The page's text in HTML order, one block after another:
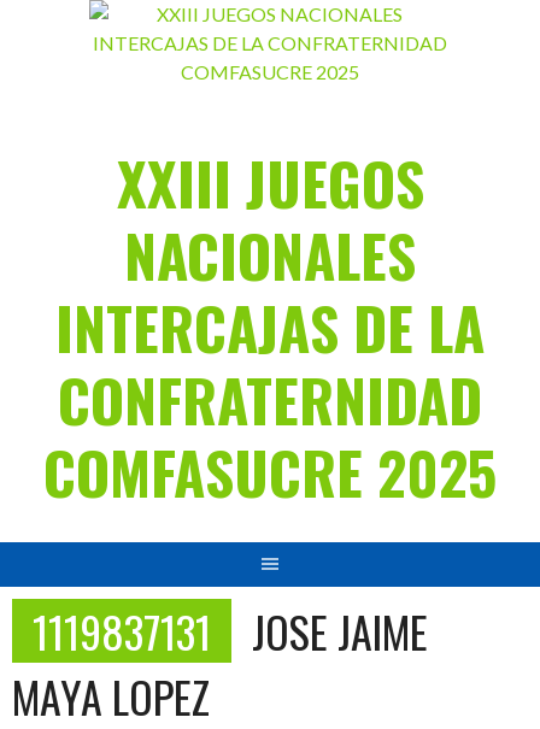
XXIII JUEGOS
NACIONALES
INTERCAJAS DE LA
CONFRATERNIDAD
COMFASUCRE 2025
1119837131
JOSE JAIME
MAYA LOPEZ